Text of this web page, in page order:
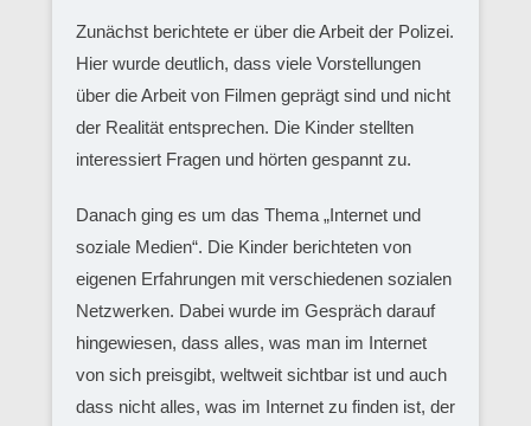
Zunächst berichtete er über die Arbeit der Polizei.
Hier wurde deutlich, dass viele Vorstellungen
über die Arbeit von Filmen geprägt sind und nicht
der Realität entsprechen. Die Kinder stellten
interessiert Fragen und hörten gespannt zu.
Danach ging es um das Thema „Internet und
soziale Medien“. Die Kinder berichteten von
eigenen Erfahrungen mit verschiedenen sozialen
Netzwerken. Dabei wurde im Gespräch darauf
hingewiesen, dass alles, was man im Internet
von sich preisgibt, weltweit sichtbar ist und auch
dass nicht alles, was im Internet zu finden ist, der